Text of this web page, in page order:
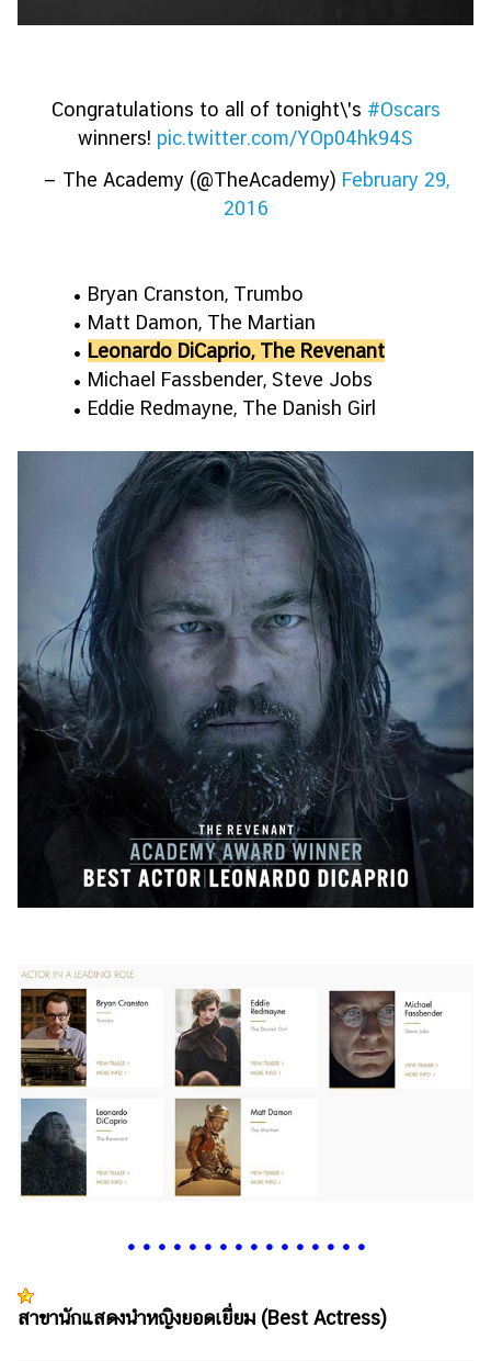
Congratulations to all of tonight\'s #Oscars
winners! pic.twitter.com/YOp04hk94S
— The Academy (@TheAcademy) February 29,
2016
• Bryan Cranston, Trumbo
• Matt Damon, The Martian
• Leonardo DiCaprio, The Revenant
• Michael Fassbender, Steve Jobs
• Eddie Redmayne, The Danish Girl
• • • • • • • • • • • • • • • •
สาขานักแสดงนำหญิงยอดเยี่ยม (Best Actress)